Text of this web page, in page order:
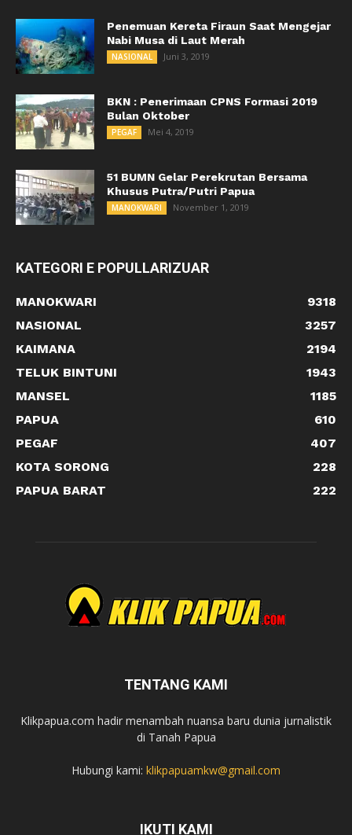
Penemuan Kereta Firaun Saat Mengejar
Nabi Musa di Laut Merah
NASIONAL Juni 3, 2019
BKN : Penerimaan CPNS Formasi 2019
Bulan Oktober
PEGAF Mei 4, 2019
51 BUMN Gelar Perekrutan Bersama
Khusus Putra/Putri Papua
MANOKWARI November 1, 2019
KATEGORI E POPULLARIZUAR
MANOKWARI
9318
NASIONAL
3257
KAIMANA
2194
TELUK BINTUNI
1943
MANSEL
1185
PAPUA
610
PEGAF
407
KOTA SORONG
228
PAPUA BARAT
222
TENTANG KAMI
Klikpapua.com hadir menambah nuansa baru dunia jurnalistik
di Tanah Papua
Hubungi kami: klikpapuamkw@gmail.com
IKUTI KAMI